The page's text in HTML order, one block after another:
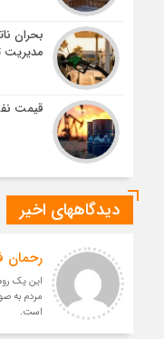
مدیریت
قیمت
دیدگاههای اخیر
رحمان
این یک
مردم به
است.